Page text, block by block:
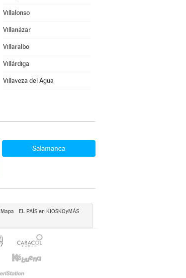
Villalonso
Villanázar
Villaralbo
Villárdiga
Villaveza del Agua
Salamanca
Mapa
EL PAÍS en KIOSKOyMÁS